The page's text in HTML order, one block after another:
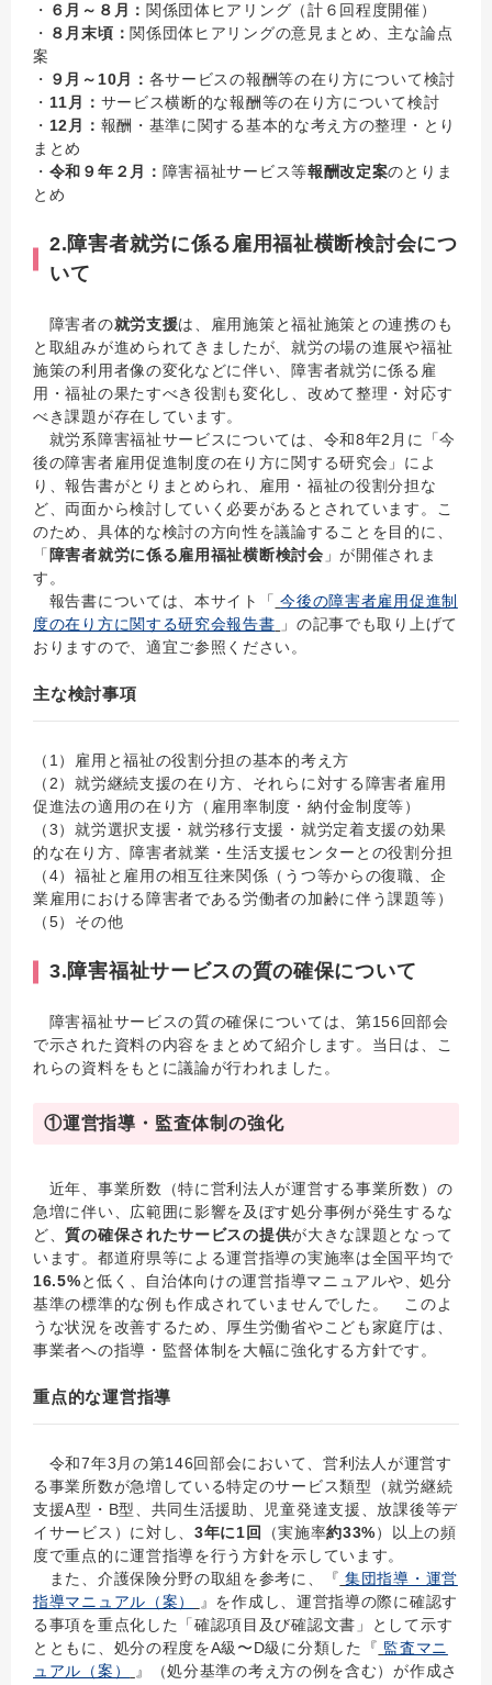
・ ６月～８月： 関係団体ヒアリング（計６回程度開催）
・ ８月末頃： 関係団体ヒアリングの意見まとめ、主な論点
案
・ ９月～10月： 各サービスの報酬等の在り方について検討
・ 11月： サービス横断的な報酬等の在り方について検討
・ 12月： 報酬・基準に関する基本的な考え方の整理・とり
まとめ
・ 令和９年２月： 障害福祉サービス等報酬改定案のとりま
とめ
2.障害者就労に係る雇用福祉横断検討会につ
いて
障害者の就労支援は、雇用施策と福祉施策との連携のも
と取組みが進められてきましたが、就労の場の進展や福祉
施策の利用者像の変化などに伴い、障害者就労に係る雇
用・福祉の果たすべき役割も変化し、改めて整理・対応す
べき課題が存在しています。
就労系障害福祉サービスについては、令和8年2月に「今
後の障害者雇用促進制度の在り方に関する研究会」によ
り、報告書がとりまとめられ、雇用・福祉の役割分担な
ど、両面から検討していく必要があるとされています。こ
のため、具体的な検討の方向性を議論することを目的に、
「 障害者就労に係る雇用福祉横断検討会 」が開催されま
す。
報告書については、本サイト「 今後の障害者雇用促進制
度の在り方に関する研究会報告書
」の記事でも取り上げて
おりますので、適宜ご参照ください。
主な検討事項
（1）雇用と福祉の役割分担の基本的考え方
（2）就労継続支援の在り方、それらに対する障害者雇用
促進法の適用の在り方（雇用率制度・納付金制度等）
（3）就労選択支援・就労移行支援・就労定着支援の効果
的な在り方、障害者就業・生活支援センターとの役割分担
（4）福祉と雇用の相互往来関係（うつ等からの復職、企
業雇用における障害者である労働者の加齢に伴う課題等）
（5）その他
3.障害福祉サービスの質の確保について
障害福祉サービスの質の確保については、第156回部会
で示された資料の内容をまとめて紹介します。当日は、こ
れらの資料をもとに議論が行われました。
①運営指導・監査体制の強化
近年、事業所数（特に営利法人が運営する事業所数）の
急増に伴い、広範囲に影響を及ぼす処分事例が発生するな
ど、質の確保されたサービスの提供が大きな課題となって
います。都道府県等による運営指導の実施率は全国平均で
16.5%と低く、自治体向けの運営指導マニュアルや、処分
基準の標準的な例も作成されていませんでした。 このよ
うな状況を改善するため、厚生労働省やこども家庭庁は、
事業者への指導・監督体制を大幅に強化する方針です。
重点的な運営指導
令和7年3月の第146回部会において、営利法人が運営す
る事業所数が急増している特定のサービス類型（就労継続
支援A型・B型、共同生活援助、児童発達支援、放課後等デ
イサービス）に対し、 3年に1回 （実施率約33%）以上の頻
度で重点的に運営指導を行う方針を示しています。
また、介護保険分野の取組を参考に、『 集団指導・運営
指導マニュアル（案）
』を作成し、運営指導の際に確認す
る事項を重点化した「確認項目及び確認文書」として示す
とともに、処分の程度をA級〜D級に分類した『 監査マニ
ュアル（案）
』（処分基準の考え方の例を含む）が作成さ